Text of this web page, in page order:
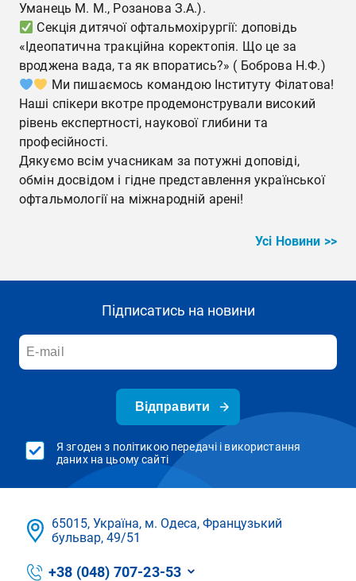
Уманець М. М., Розанова З.А.).
Секція дитячої офтальмохірургії: доповідь
«Ідеопатична тракційна коректопія. Що це за
вроджена вада, та як впоратись?» ( Боброва Н.Ф.)
Ми пишаємось командою Інституту Філатова!
Наші спікери вкотре продемонстрували високий
рівень експертності, наукової глибини та
професійності.
Дякуємо всім учасникам за потужні доповіді,
обмін досвідом і гідне представлення української
офтальмології на міжнародній арені!
Усі Новини >>
Підписатись на новини
Відправити
Я згоден з політикою передачі і використання
даних на цьому сайті
65015, Україна, м. Одеса, Французький
бульвар, 49/51
+38 (048) 707-23-53